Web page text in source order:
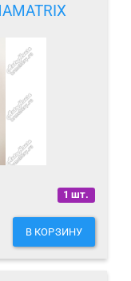
1 шт.
В КОРЗИНУ